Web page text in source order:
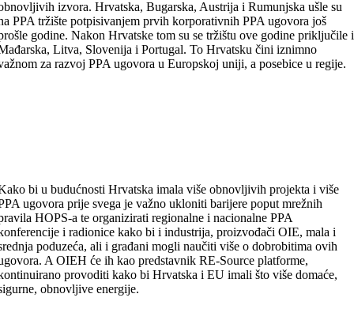
izvora. Hrvatska, Bugarska, Austrija i Rumunjska ušle su
PPA tržište potpisivanjem prvih korporativnih PPA ugovora još
godine. Nakon Hrvatske tom su se tržištu ove godine priključile i
Litva, Slovenija i Portugal. To Hrvatsku čini iznimno
za razvoj PPA ugovora u Europskoj uniji, a posebice u regije.
bi u budućnosti Hrvatska imala više obnovljivih projekta i više
ugovora prije svega je važno ukloniti barijere poput mrežnih
HOPS-a te organizirati regionalne i nacionalne PPA
i radionice kako bi i industrija, proizvođači OIE, mala i
poduzeća, ali i građani mogli naučiti više o dobrobitima ovih
A OIEH će ih kao predstavnik RE-Source platforme,
provoditi kako bi Hrvatska i EU imali što više domaće,
obnovljive energije.